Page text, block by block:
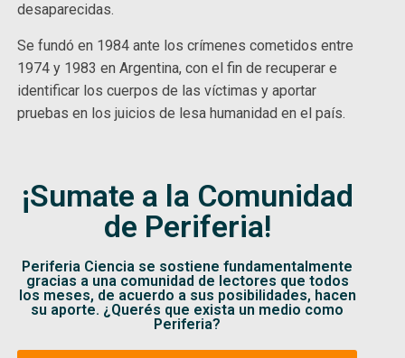
desaparecidas.
Se fundó en 1984 ante los crímenes cometidos entre
1974 y 1983 en Argentina, con el fin de recuperar e
identificar los cuerpos de las víctimas y aportar
pruebas en los juicios de lesa humanidad en el país.
¡Sumate a la Comunidad
de Periferia!
Periferia Ciencia se sostiene fundamentalmente
gracias a una comunidad de lectores que todos
los meses, de acuerdo a sus posibilidades, hacen
su aporte. ¿Querés que exista un medio como
Periferia?